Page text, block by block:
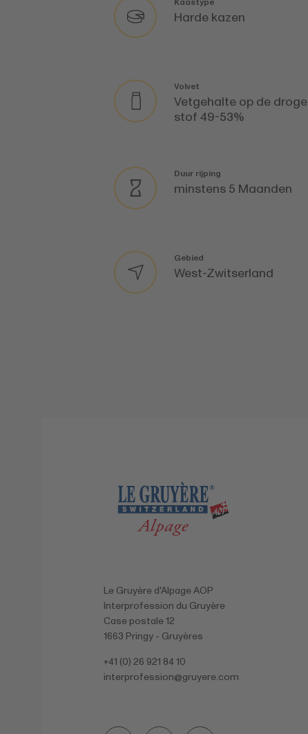
Harde kazen
Volvet
Vetgehalte op de droge
stof 49-53%
Duur rijping
minstens 5 Maanden
Gebied
West-Zwitserland
Le Gruyère d'Alpage AOP
Interprofession du Gruyère
Case postale 12
1663 Pringy - Gruyères
+41 (0) 26 921 84 10
interprofession@gruyere.com